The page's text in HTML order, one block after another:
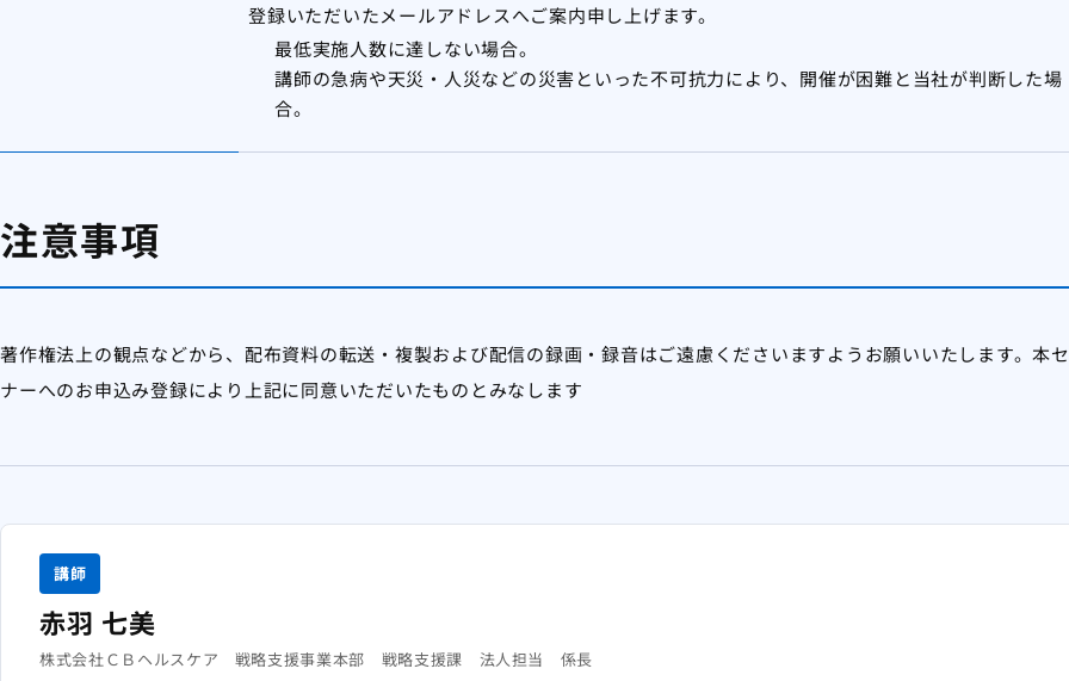
登録いただいたメールアドレスへご案内申し上げます。
最低実施人数に達しない場合。
講師の急病や天災・人災などの災害といった不可抗力により、開催が困難と当社が判断した場
合。
注意事項
著作権法上の観点などから、配布資料の転送・複製および配信の録画・録音はご遠慮くださいますようお願いいたします。本
ナーへのお申込み登録により上記に同意いただいたものとみなします
講師
赤羽 七美
株式会社ＣＢヘルスケア 戦略支援事業本部 戦略支援課 法人担当 係長